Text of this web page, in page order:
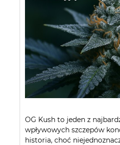
OG Kush to jeden z
wpływowych szczepów
historia, choć